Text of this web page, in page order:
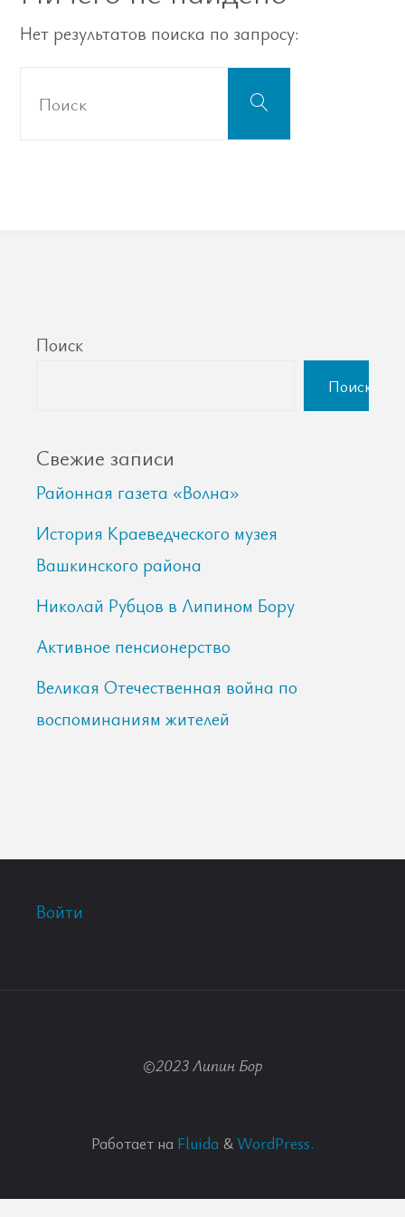
Нет результатов поиска по запросу:
Поиск
Поиск
Поиск
Свежие записи
Районная газета «Волна»
История Краеведческого музея
Вашкинского района
Николай Рубцов в Липином Бору
Активное пенсионерство
Великая Отечественная война по
воспоминаниям жителей
Войти
©2023 Липин Бор
Работает на Fluida & WordPress.